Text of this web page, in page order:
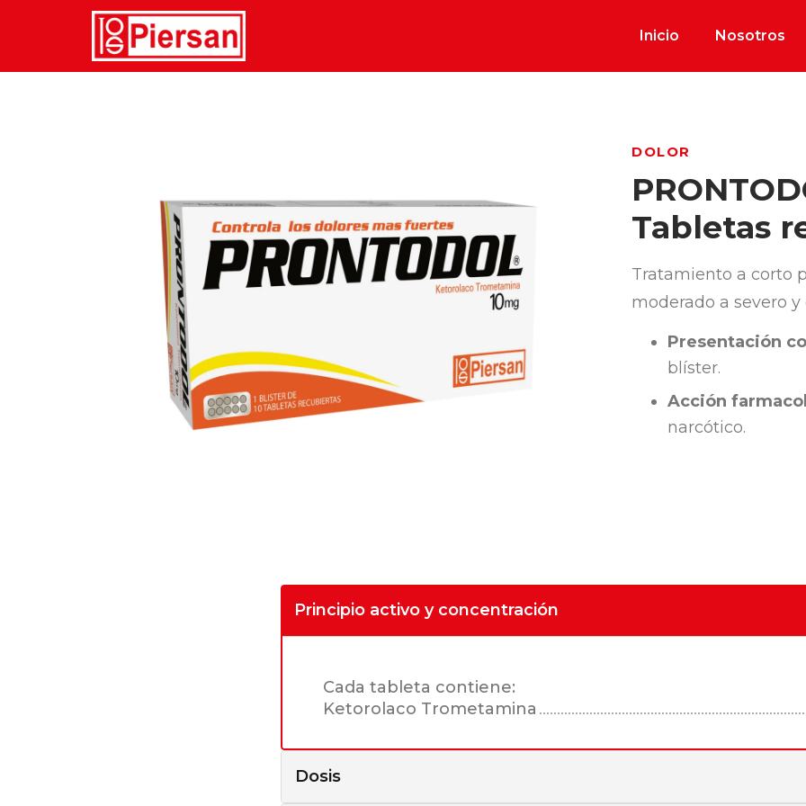
Inicio Nosotros
DOLOR
Tabletas
Tratamiento a corto
moderado a severo
Presentación
blíster.
Acción
narcótico.
Principio activo y concentración
Cada tableta contiene:
Ketorolaco Trometamina
Dosis